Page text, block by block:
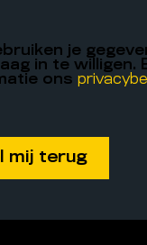
je
in te willigen.
ons